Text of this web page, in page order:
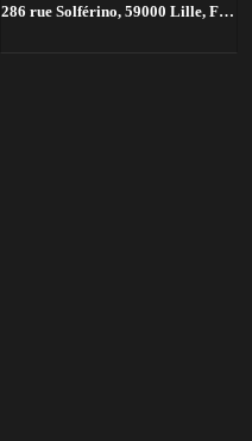
286 rue Solférino, 59000 Lille, France,